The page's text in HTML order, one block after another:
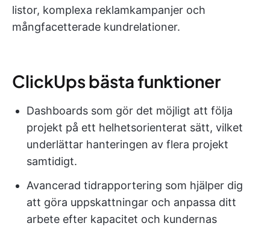
listor, komplexa reklamkampanjer och
mångfacetterade kundrelationer.
ClickUps bästa funktioner
Dashboards som gör det möjligt att följa
projekt på ett helhetsorienterat sätt, vilket
underlättar hanteringen av flera projekt
samtidigt.
Avancerad tidrapportering som hjälper dig
att göra uppskattningar och anpassa ditt
arbete efter kapacitet och kundernas